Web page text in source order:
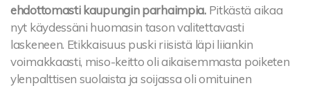
ehdottomasti kaupungin parhaimpia. Pitkästä aikaa
nyt käydessäni huomasin tason valitettavasti
laskeneen. Etikkaisuus puski riisistä läpi liiankin
voimakkaasti, miso-keitto oli aikaisemmasta poiketen
ylenpalttisen suolaista ja soijassa oli omituinen